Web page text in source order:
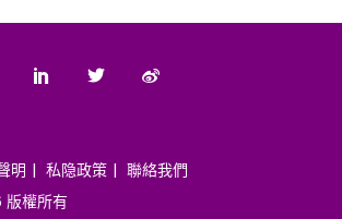
明 私隐政策
聯絡我們
版權所有